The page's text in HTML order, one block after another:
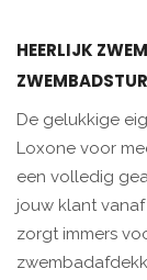
HEERLIJK
De gelukkige
Loxone voor
een volledig
jouw klant
zorgt immers